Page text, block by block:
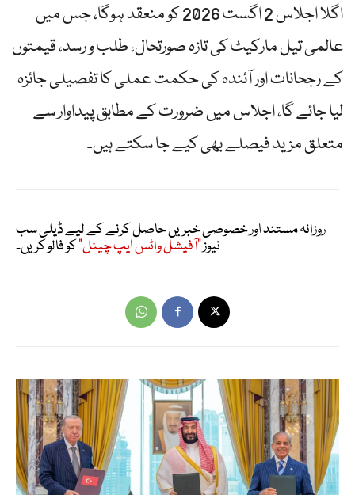
اگلا اجلاس 2 اگست 2026 کو منعقد ہوگا، جس میں
عالمی تیل مارکیٹ کی تازہ صورتحال، طلب و رسد، قیمتوں
کے رجحانات اور آئندہ کی حکمت عملی کا تفصیلی جائزہ
لیا جائے گا، اجلاس میں ضرورت کے مطابق پیداوار سے
متعلق مزید فیصلے بھی کیے جا سکتے ہیں۔
روزانہ مستند اور خصوصی خبریں حاصل کرنے کے لیے ڈیلی سب
نیوز"آفیشل واٹس ایپ چینل"کو فالو کریں۔